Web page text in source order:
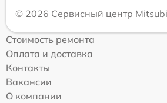
© 2026 Сервисный центр
Стоимость ремонта
Оплата и доставка
Контакты
Вакансии
О компании